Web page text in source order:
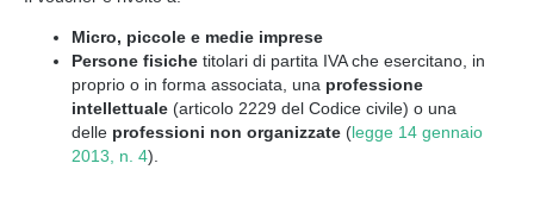
Micro, piccole e medie imprese
Persone fisiche titolari di partita IVA che esercitano, in
proprio o in forma associata, una professione
intellettuale (articolo 2229 del Codice civile) o una
delle professioni non organizzate (legge 14 gennaio
2013, n. 4).